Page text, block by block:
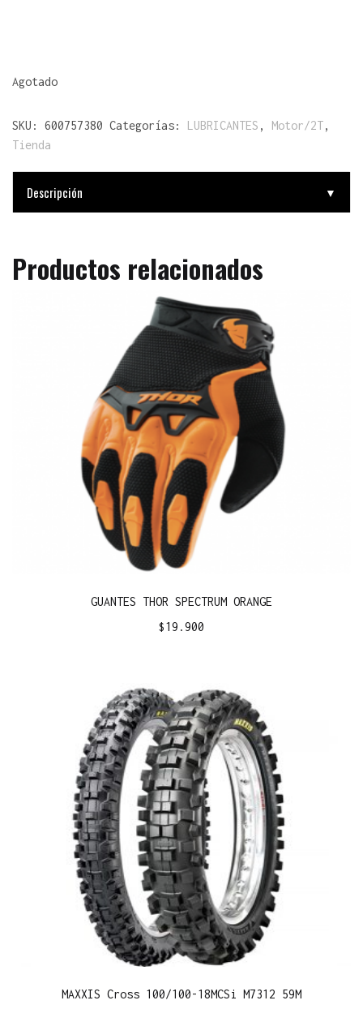
Agotado
SKU: 600757380 Categorías: LUBRICANTES , Motor/2T,
Tienda
Descripción ▼
Productos relacionados
GUANTES THOR SPECTRUM ORANGE
$19.900
MAXXIS Cross 100/100-18MCSi M7312 59M